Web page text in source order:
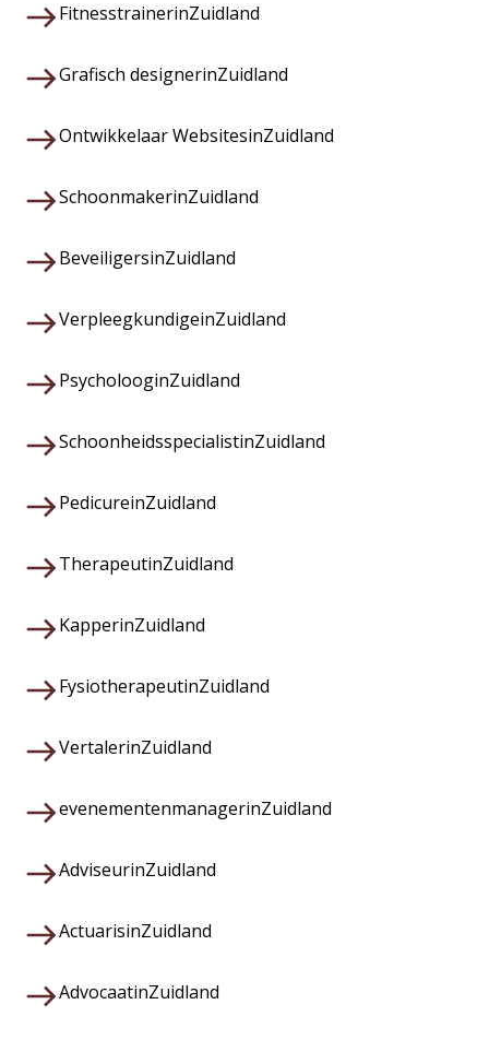
FitnesstrainerinZuidland
Grafisch designerinZuidland
Ontwikkelaar WebsitesinZuidland
SchoonmakerinZuidland
BeveiligersinZuidland
VerpleegkundigeinZuidland
PsycholooginZuidland
SchoonheidsspecialistinZuidland
PedicureinZuidland
TherapeutinZuidland
KapperinZuidland
FysiotherapeutinZuidland
VertalerinZuidland
evenementenmanagerinZuidland
AdviseurinZuidland
ActuarisinZuidland
AdvocaatinZuidland